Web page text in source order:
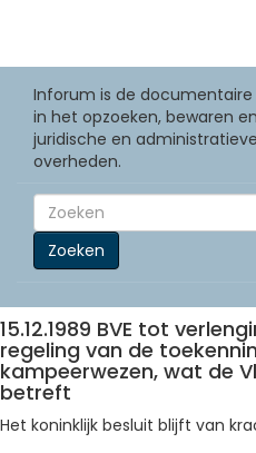
Inforum is de documentaire
in het opzoeken, bewaren
juridische en
overheden.
Zoeken
15.12.1989 BVE tot
regeling van de
kampeerwezen, wat de
betreft
Het koninklijk besluit blijft van